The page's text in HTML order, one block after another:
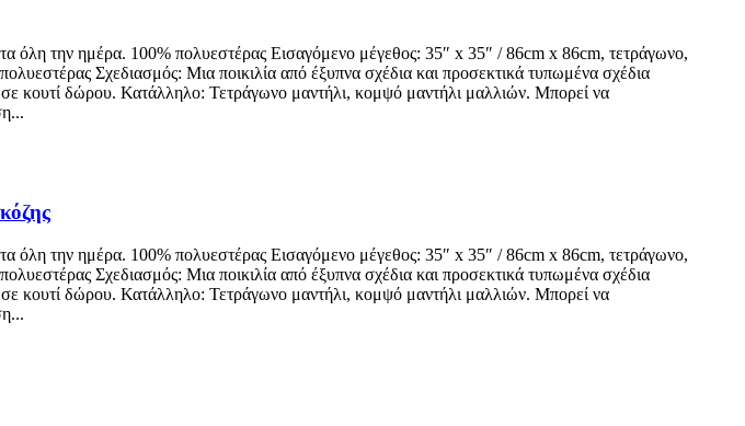
όλη την ημέρα. 100% πολυεστέρας Εισαγόμενο μέγεθος: 35″ x 35″ / 86cm x 86cm, τετράγωνο,
Σχεδιασμός: Μια ποικιλία από έξυπνα σχέδια και προσεκτικά τυπωμένα σχέδια
κουτί δώρου. Κατάλληλο: Τετράγωνο μαντήλι, κομψό μαντήλι μαλλιών. Μπορεί να
όλη την ημέρα. 100% πολυεστέρας Εισαγόμενο μέγεθος: 35″ x 35″ / 86cm x 86cm, τετράγωνο,
Σχεδιασμός: Μια ποικιλία από έξυπνα σχέδια και προσεκτικά τυπωμένα σχέδια
κουτί δώρου. Κατάλληλο: Τετράγωνο μαντήλι, κομψό μαντήλι μαλλιών. Μπορεί να